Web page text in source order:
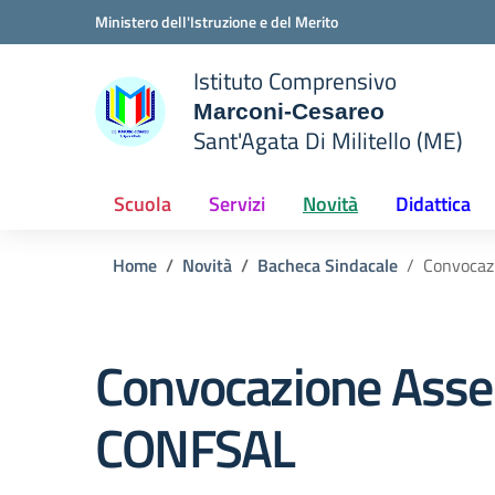
Ministero dell'Istruzione e del Merito
scuola
Istituto Comprensivo
Marconi-Cesareo
Sant'Agata Di Militello (ME)
Scuola Servizi Novità Didattica
Home Novità Bacheca Sindacale
Convocazione
CONFSAL